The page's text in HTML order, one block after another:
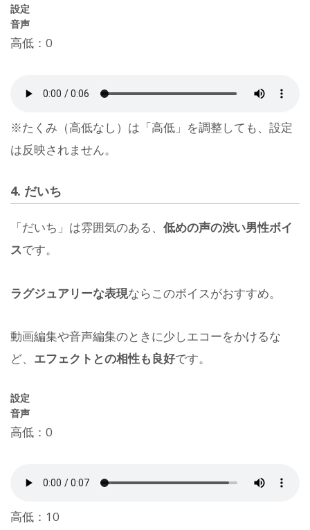
設定
音声
高低：0
※たくみ（高低なし）は「高低」を調整しても、設定
は反映されません。
4. だいち
「だいち」は雰囲気のある、 低めの声の渋い男性ボイ
スです。
ラグジュアリーな表現ならこのボイスがおすすめ。
動画編集や音声編集のときに少しエコーをかけるな
ど、 エフェクトとの相性も良好です。
設定
音声
高低：0
高低：10